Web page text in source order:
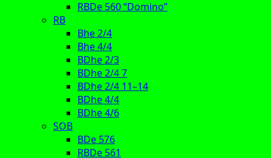
RBDe 560 “Domino”
RB
Bhe 2/4
Bhe 4/4
BDhe 2/3
BDhe 2/4 7
BDhe 2/4 11–14
BDhe 4/4
BDhe 4/6
SOB
BDe 576
RBDe 561